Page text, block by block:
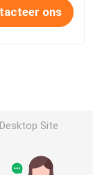
ons
Desktop Site